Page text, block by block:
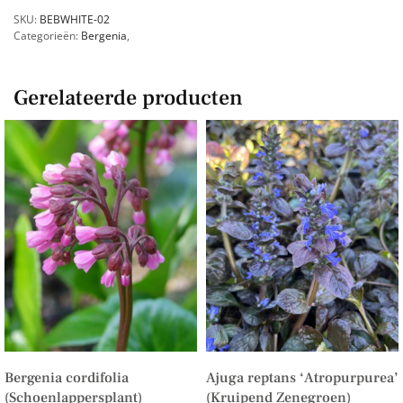
SKU: BEBWHITE-02
Categorieën: Bergenia,
Gerelateerde producten
Bergenia cordifolia
(Schoenlappersplant)
Ajuga reptans ‘Atropurpurea’
(Kruipend Zenegroen)